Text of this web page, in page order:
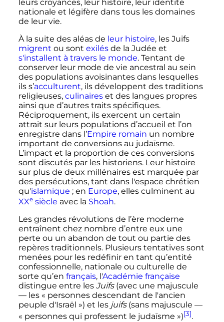
leurs croyances, leur histoire, leur identité
nationale et légifère dans tous les domaines
de leur vie.
À la suite des aléas de leur histoire, les Juifs
migrent ou sont exilésde la Judée et
s'installent à travers le monde. Tentant de
conserver leur mode de vie ancestral au sein
des populations avoisinantes dans lesquelles
ils s’acculturent, ils développent des traditions
religieuses, culinaireset des langues propres
ainsi que d’autres traits spécifiques.
Réciproquement, ils exercent un certain
attrait sur leurs populations d’accueil et l’on
enregistre dans l’Empire romain un nombre
important de conversions au judaïsme.
L’impact et la proportion de ces conversions
sont discutés par les historiens. Leur histoire
sur plus de deux millénaires est marquée par
des persécutions, tant dans l'espace chrétien
qu'islamique ; en Europe, elles culminent au
XXesiècle avec la Shoah.
Les grandes révolutions de l’ère moderne
entraînent chez nombre d’entre eux une
perte ou un abandon de tout ou partie des
repères traditionnels. Plusieurs tentatives sont
menées pour les redéfinir en tant qu’entité
confessionnelle, nationale ou culturelle de
sorte qu’en français, l'Académie française
distingue entre les Juifs(avec une majuscule
— les « personnes descendant de l'ancien
peuple d'Israël ») et les juifs(sans majuscule —
« personnes qui professent le judaïsme »)[3].